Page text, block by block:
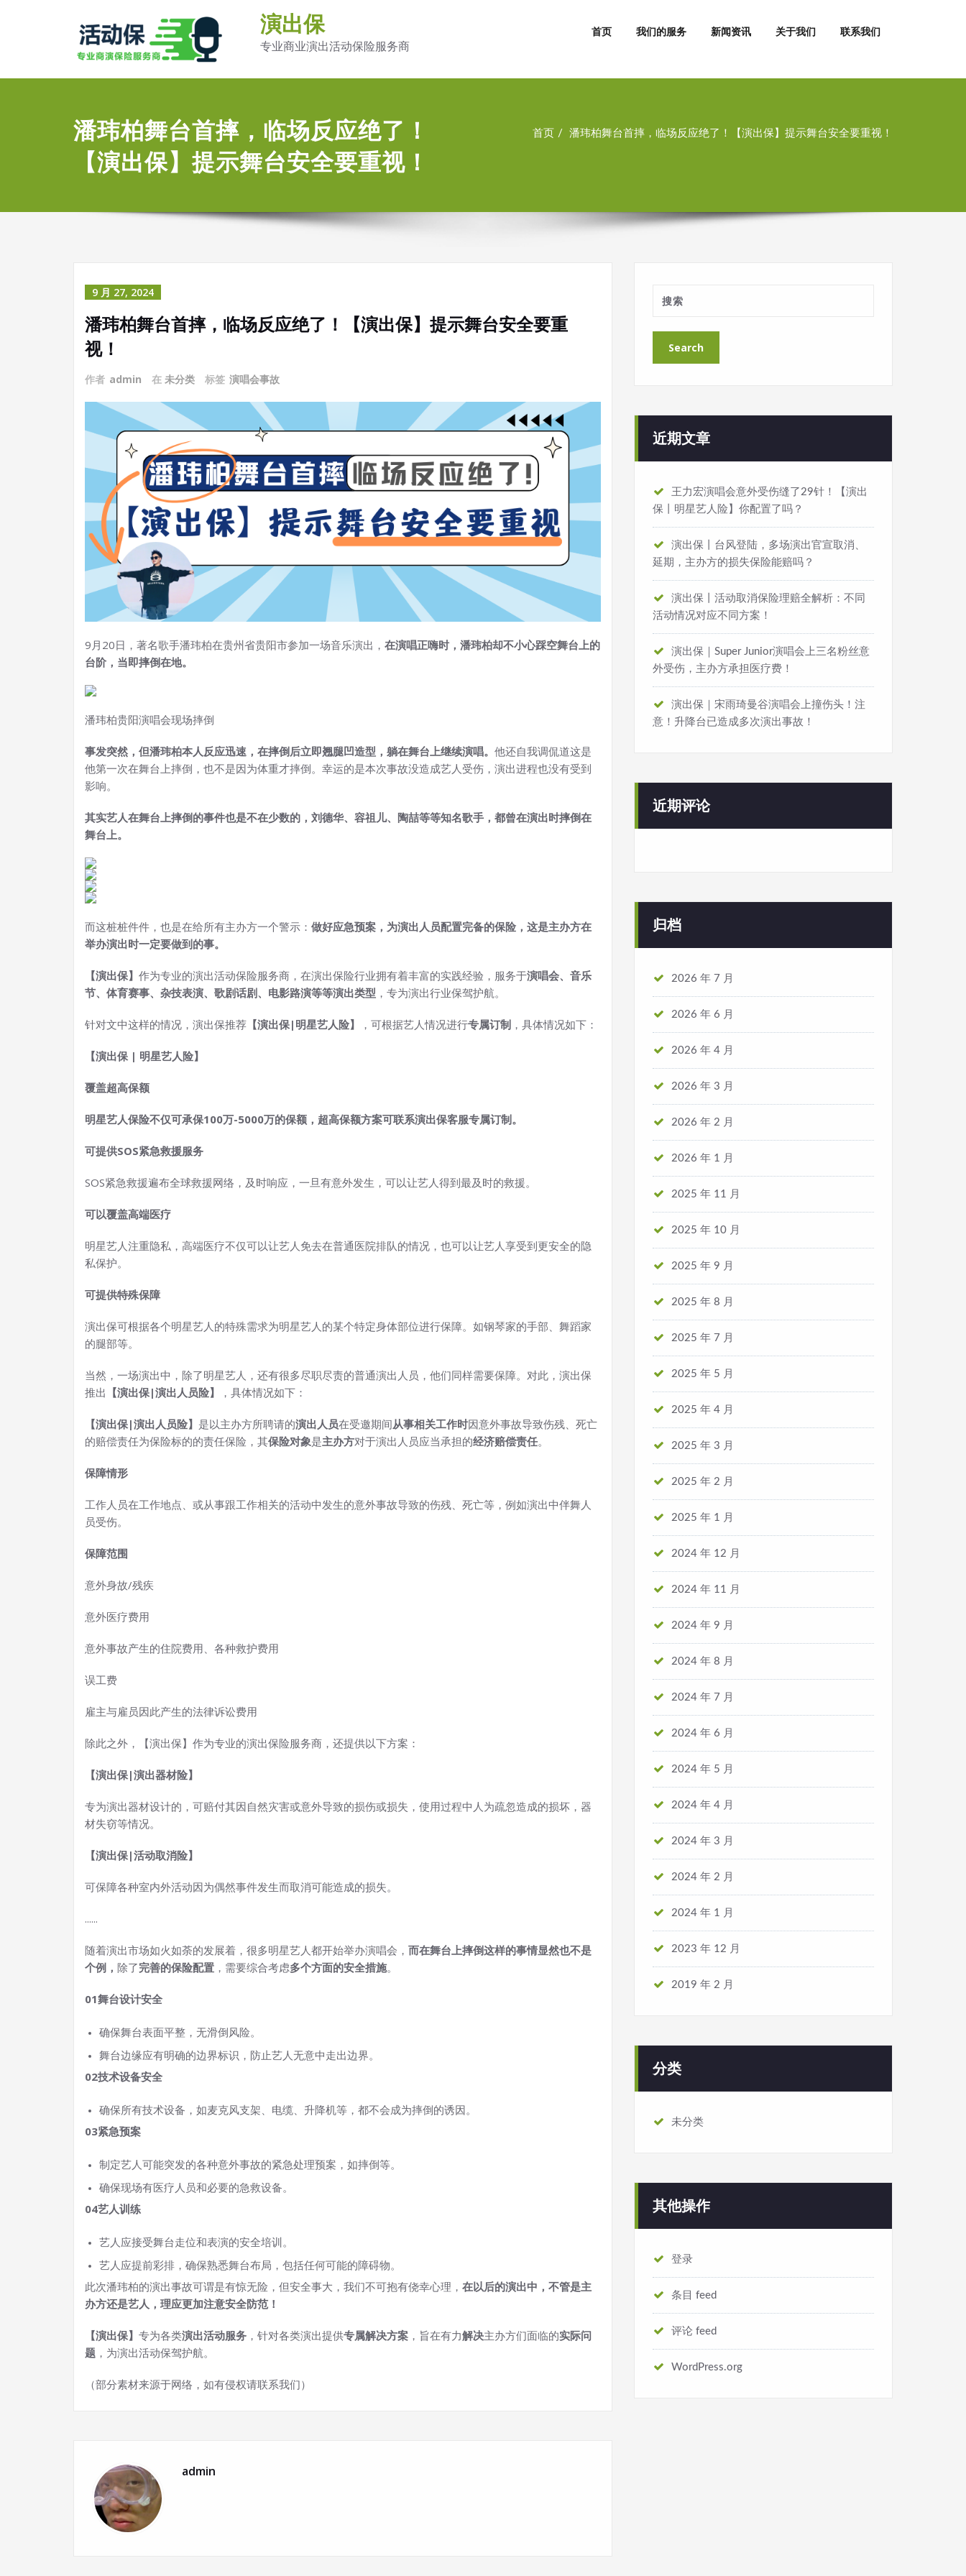
演出保
专业商业演出活动保险服务商
首页 我们的服务 新闻资讯 关于我们 联系我们
潘玮柏舞台首摔，临场反应绝了！
【演出保】提示舞台安全要重视！
首页 潘玮柏舞台首摔，临场反应绝了！【演出保】提示舞台安全要重视！
9 月 27, 2024
潘玮柏舞台首摔，临场反应绝了！【演出保】提示舞台安全要重
视！
作者 admin 在 未分类 标签 演唱会事故
9月20日，著名歌手潘玮柏在贵州省贵阳市参加一场音乐演出， 在演唱正嗨时，潘玮柏却不小心踩空舞台上的
台阶，当即摔倒在地。
潘玮柏贵阳演唱会现场摔倒
事发突然，但潘玮柏本人反应迅速，在摔倒后立即翘腿凹造型，躺在舞台上继续演唱。 他还自我调侃道这是
他第一次在舞台上摔倒，也不是因为体重才摔倒。幸运的是本次事故没造成艺人受伤，演出进程也没有受到
影响。
其实艺人在舞台上摔倒的事件也是不在少数的，刘德华、容祖儿、陶喆等等知名歌手，都曾在演出时摔倒在
舞台上。
而这桩桩件件，也是在给所有主办方一个警示： 做好应急预案，为演出人员配置完备的保险，这是主办方在
举办演出时一定要做到的事。
【演出保】 作为专业的演出活动保险服务商，在演出保险行业拥有着丰富的实践经验，服务于演唱会、音乐
节、体育赛事、杂技表演、歌剧话剧、电影路演等等演出类型 ，专为演出行业保驾护航。
针对文中这样的情况，演出保推荐 【演出保|明星艺人险】 ，可根据艺人情况进行专属订制 ，具体情况如下：
【演出保 | 明星艺人险】
覆盖超高保额
明星艺人保险不仅可承保100万-5000万的保额，超高保额方案可联系演出保客服专属订制。
可提供SOS紧急救援服务
SOS紧急救援遍布全球救援网络，及时响应，一旦有意外发生，可以让艺人得到最及时的救援。
可以覆盖高端医疗
明星艺人注重隐私，高端医疗不仅可以让艺人免去在普通医院排队的情况，也可以让艺人享受到更安全的隐
私保护。
可提供特殊保障
演出保可根据各个明星艺人的特殊需求为明星艺人的某个特定身体部位进行保障。如钢琴家的手部、舞蹈家
的腿部等。
当然，一场演出中，除了明星艺人，还有很多尽职尽责的普通演出人员，他们同样需要保障。对此，演出保
推出 【演出保|演出人员险】 ，具体情况如下：
【演出保|演出人员险】 是以主办方所聘请的演出人员在受邀期间从事相关工作时因意外事故导致伤残、死亡
的赔偿责任为保险标的的责任保险，其保险对象是主办方对于演出人员应当承担的经济赔偿责任。
保障情形
工作人员在工作地点、或从事跟工作相关的活动中发生的意外事故导致的伤残、死亡等，例如演出中伴舞人
员受伤。
保障范围
意外身故/残疾
意外医疗费用
意外事故产生的住院费用、各种救护费用
误工费
雇主与雇员因此产生的法律诉讼费用
除此之外，【演出保】作为专业的演出保险服务商，还提供以下方案：
【演出保|演出器材险】
专为演出器材设计的，可赔付其因自然灾害或意外导致的损伤或损失，使用过程中人为疏忽造成的损坏，器
材失窃等情况。
【演出保|活动取消险】
可保障各种室内外活动因为偶然事件发生而取消可能造成的损失。
......
随着演出市场如火如荼的发展着，很多明星艺人都开始举办演唱会， 而在舞台上摔倒这样的事情显然也不是
个例， 除了完善的保险配置 ，需要综合考虑多个方面的安全措施。
01舞台设计安全
确保舞台表面平整，无滑倒风险。
舞台边缘应有明确的边界标识，防止艺人无意中走出边界。
02技术设备安全
确保所有技术设备，如麦克风支架、电缆、升降机等，都不会成为摔倒的诱因。
03紧急预案
制定艺人可能突发的各种意外事故的紧急处理预案，如摔倒等。
确保现场有医疗人员和必要的急救设备。
04艺人训练
艺人应接受舞台走位和表演的安全培训。
艺人应提前彩排，确保熟悉舞台布局，包括任何可能的障碍物。
此次潘玮柏的演出事故可谓是有惊无险，但安全事大，我们不可抱有侥幸心理， 在以后的演出中，不管是主
办方还是艺人，理应更加注意安全防范！
【演出保】 专为各类演出活动服务 ，针对各类演出提供专属解决方案 ，旨在有力解决主办方们面临的实际问
题 ，为演出活动保驾护航。
（部分素材来源于网络，如有侵权请联系我们）
admin
近期文章
王力宏演唱会意外受伤缝了29针！【演出
保丨明星艺人险】你配置了吗？
演出保丨台风登陆，多场演出官宣取消、
延期，主办方的损失保险能赔吗？
演出保丨活动取消保险理赔全解析：不同
活动情况对应不同方案！
演出保｜Super Junior演唱会上三名粉丝意
外受伤，主办方承担医疗费！
演出保｜宋雨琦曼谷演唱会上撞伤头！注
意！升降台已造成多次演出事故！
近期评论
归档
2026 年 7 月
2026 年 6 月
2026 年 4 月
2026 年 3 月
2026 年 2 月
2026 年 1 月
2025 年 11 月
2025 年 10 月
2025 年 9 月
2025 年 8 月
2025 年 7 月
2025 年 5 月
2025 年 4 月
2025 年 3 月
2025 年 2 月
2025 年 1 月
2024 年 12 月
2024 年 11 月
2024 年 9 月
2024 年 8 月
2024 年 7 月
2024 年 6 月
2024 年 5 月
2024 年 4 月
2024 年 3 月
2024 年 2 月
2024 年 1 月
2023 年 12 月
2019 年 2 月
分类
未分类
其他操作
登录
条目 feed
评论 feed
WordPress.org